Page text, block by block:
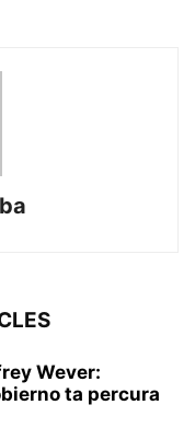
Wever:
ta percura